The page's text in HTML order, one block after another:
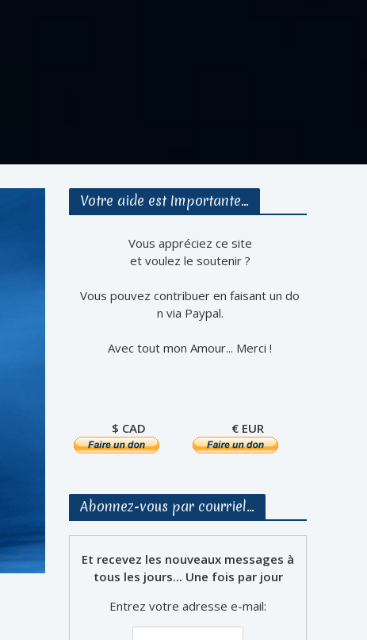
Votre aide est Importante…
Vous appréciez ce site
et voulez le soutenir ?
Vous pouvez contribuer en faisant un do
n via Paypal.
Avec tout mon Amour... Merci !
$ CAD € EUR
Abonnez-vous par courriel…
Et recevez les nouveaux messages à
tous les jours... Une fois par jour
Entrez votre adresse e-mail: